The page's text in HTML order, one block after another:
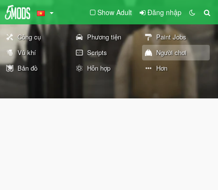
Show Adult Đăng nhập
Công cụ Phương tiện
Paint Jobs
Vũ khí
Scripts
Người chơi
Bản đồ
Hỗn hợp Hơn